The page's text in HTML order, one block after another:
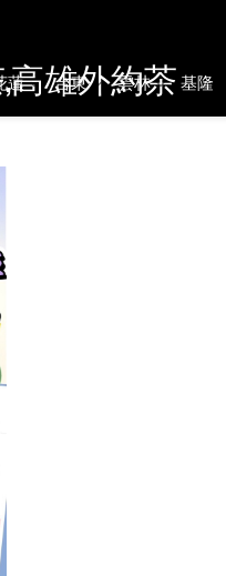
雄外約茶
蓮 台東 雲林 基隆